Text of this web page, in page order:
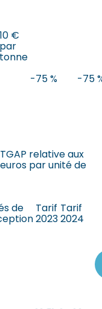
10 €
par
tonne
-75 %
-75
relative aux
par unité de
de Tarif
2023
Tarif
2024